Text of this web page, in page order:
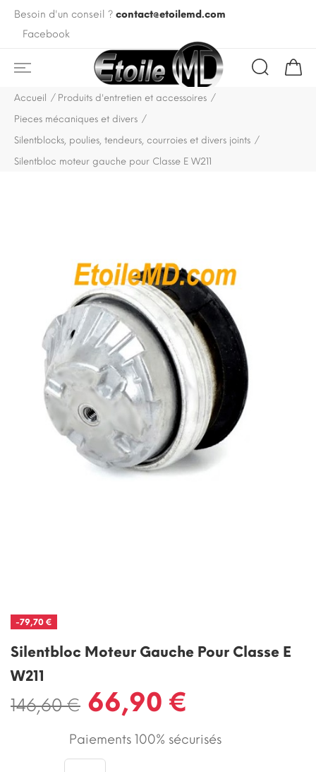
Besoin d'un conseil ? contact@etoilemd.com
Facebook
Accueil
Produits d'entretien et accessoires
Pieces mécaniques et divers
Silentblocks, poulies, tendeurs, courroies et divers joints
Silentbloc moteur gauche pour Classe E W211
-79,70 €
Silentbloc Moteur Gauche Pour Classe E
W211
146,60 € 66,90 €
Paiements 100% sécurisés